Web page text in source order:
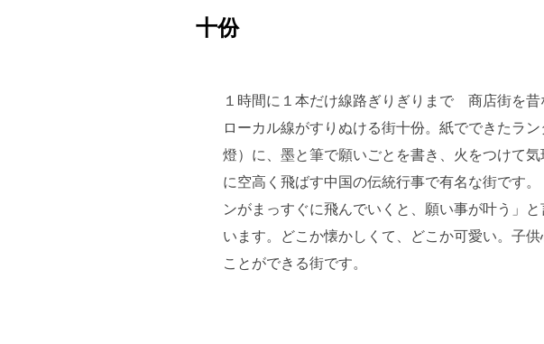
十份
１時間に１本だけ線路ぎりぎりまで 商店街を昔
ローカル線がすりぬける街十份。紙でできたラン
燈）に、墨と筆で願いごとを書き、火をつけて気
に空高く飛ばす中国の伝統行事で有名な街です。
ンがまっすぐに飛んでいくと、願い事が叶う」と
います。どこか懐かしくて、どこか可愛い。子供
ことができる街です。